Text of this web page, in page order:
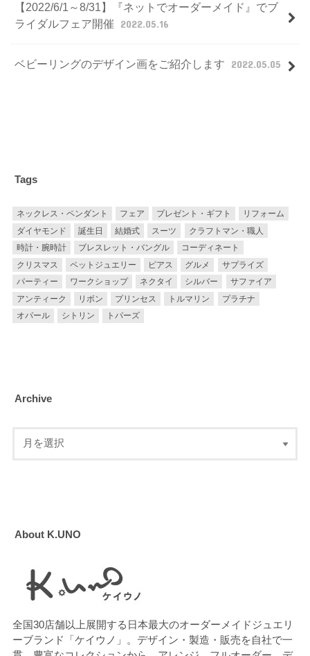
【2022/6/1～8/31】『ネットでオーダーメイド』でブ
ライダルフェア開催
2022.05.16
ベビーリングのデザイン画をご紹介します 2022.05.05
Tags
ネックレス・ペンダント フェア プレゼント・ギフト
リフォーム
ダイヤモンド
誕生日 結婚式 スーツ
クラフトマン・職人
時計・腕時計
ブレスレット・バングル
コーディネート
クリスマス
ペットジュエリー ピアス グルメ
サプライズ
パーティー
ワークショップ ネクタイ シルバー
サファイア
アンティーク
リボン プリンセス トルマリン
プラチナ
オパール
シトリン トパーズ
Archive
About K.UNO
全国30店舗以上展開する日本最大のオーダーメイドジュエリ
ーブランド「ケイウノ」。デザイン・製造・販売を自社で一